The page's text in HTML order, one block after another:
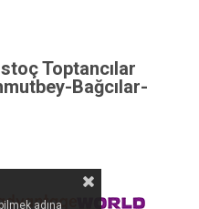
Toptancılar
Bağcılar-
adına